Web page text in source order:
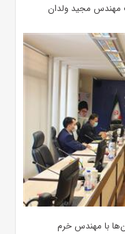
مجید ولدان
با مهندس خرم